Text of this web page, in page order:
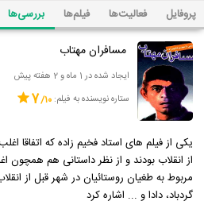
پروفایل فعالیت‌ها فیلم‌ها بررسی‌ها
مسافران مهتاب
ایجاد شده در 1 ماه و 2 هفته پیش
ستاره نویسنده به فیلم:
7
یکی از فیلم های استاد فخیم زاده که اتفاقا
از انقلاب بودند و از نظر داستانی هم
مربوط به طغیان روستائیان در شهر قبل از
گردباد، دادا و ... اشاره کرد